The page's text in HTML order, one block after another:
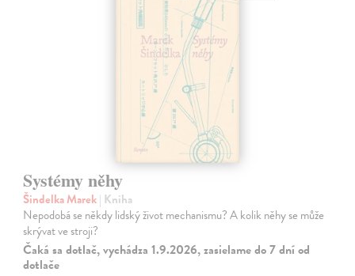
Systémy něhy
Šindelka Marek| Kniha
Nepodobá se někdy lidský život mechanismu? A kolik něhy se může
skrývat ve stroji?
Čaká sa dotlač, vychádza 1.9.2026, zasielame do 7 dní od
dotlače